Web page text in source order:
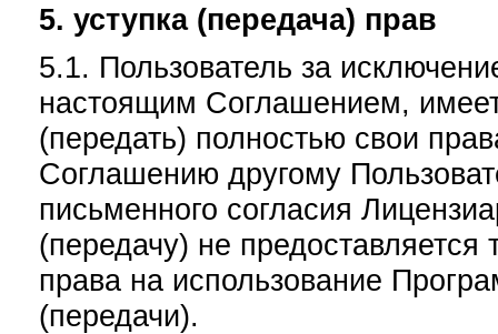
5. уступка (передача) прав
5.1. Пользователь за
настоящим Соглашением,
(передать) полностью свои
Соглашению другому
письменного согласия
(передачу) не
права на использование
(передачи).